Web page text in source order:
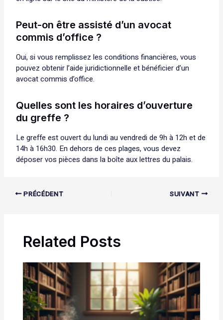
Peut-on être assisté d’un avocat
commis d’office ?
Oui, si vous remplissez les conditions financières, vous
pouvez obtenir l’aide juridictionnelle et bénéficier d’un
avocat commis d’office.
Quelles sont les horaires d’ouverture
du greffe ?
Le greffe est ouvert du lundi au vendredi de 9h à 12h et de
14h à 16h30. En dehors de ces plages, vous devez
déposer vos pièces dans la boîte aux lettres du palais.
PRÉCÉDENT SUIVANT
Related Posts